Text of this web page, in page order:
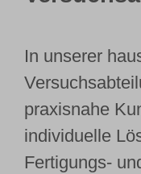
Kundenportal
Deutsch
In unserer
praxisnahe
individuelle
Fertigungs-